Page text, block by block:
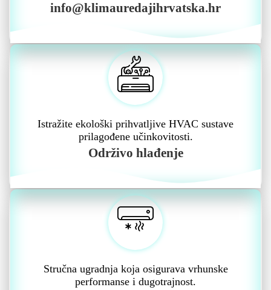
info@klimauredajihrvatska.hr
Istražite ekološki prihvatljive HVAC sustave
prilagođene učinkovitosti.
Održivo hlađenje
Stručna ugradnja koja osigurava vrhunske
performanse i dugotrajnost.